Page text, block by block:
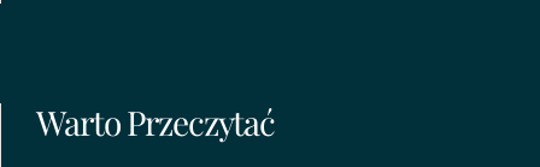
Warto Przeczytać